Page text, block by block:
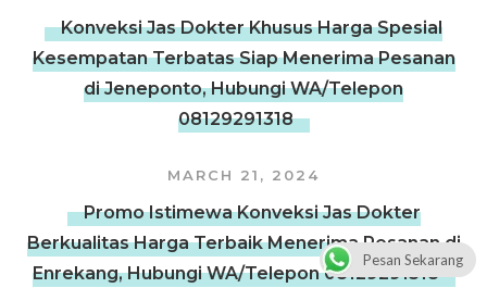
Konveksi Jas Dokter Khusus Harga Spesial
Kesempatan Terbatas Siap Menerima Pesanan
di Jeneponto, Hubungi WA/Telepon
08129291318
MARCH 21, 2024
Promo Istimewa Konveksi Jas Dokter
Berkualitas Harga Terbaik Menerima Pesanan di
Enrekang, Hubungi WA/Telepon 08129291318
Pesan Sekarang